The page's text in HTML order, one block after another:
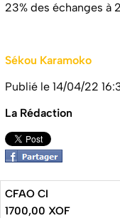
23% des échanges à
Sékou Karamoko
Publié le 14/04/22
La Rédaction
CFAO CI
1700,00 XOF